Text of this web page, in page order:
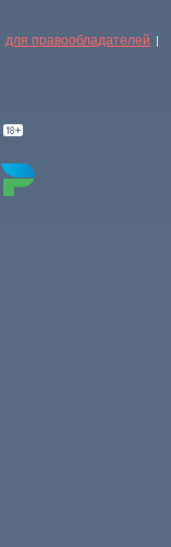
для правообладателей |